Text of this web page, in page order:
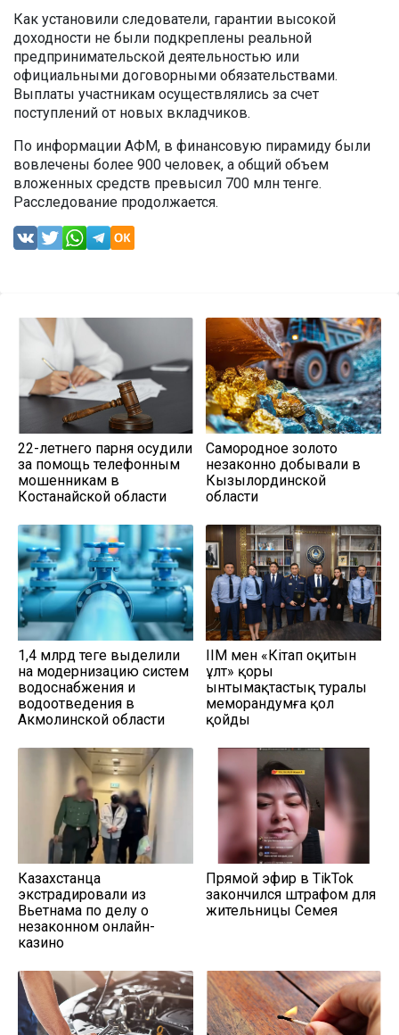
Как установили следователи, гарантии высокой
доходности не были подкреплены реальной
предпринимательской деятельностью или
официальными договорными обязательствами.
Выплаты участникам осуществлялись за счет
поступлений от новых вкладчиков.
По информации АФМ, в финансовую пирамиду были
вовлечены более 900 человек, а общий объем
вложенных средств превысил 700 млн тенге.
Расследование продолжается.
22-летнего парня осудили
за помощь телефонным
мошенникам в
Костанайской области
Самородное золото
незаконно добывали в
Кызылординской
области
1,4 млрд теңге выделили
на модернизацию систем
водоснабжения и
водоотведения в
Акмолинской области
ІІМ мен «Кітап оқитын
ұлт» қоры
ынтымақтастық туралы
меморандумға қол
қойды
Казахстанца
экстрадировали из
Вьетнама по делу о
незаконном онлайн-
казино
Прямой эфир в TikTok
закончился штрафом для
жительницы Семея